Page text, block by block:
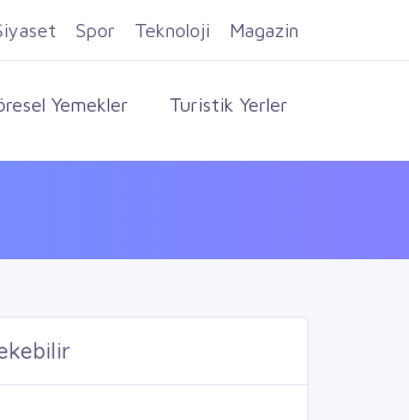
Ekle Kayıt Ol Giriş Yap
Yemekler Turistik Yerler
Spor Teknoloji Magazin